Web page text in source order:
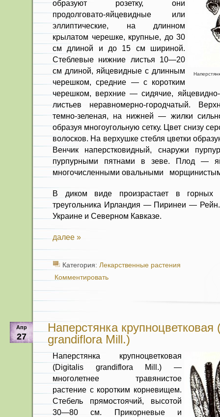
образуют розетку, они
продолговато-яйцевидные или
эллипти­ческие, на длинном
крылатом черешке, крупные, до 30
см длиной и до 15 см шириной.
Стеблевые нижние листья 10—20
см длиной, яйцевидные с длин­ным
черешком, средние — с коротким
черешком, верхние — сидячие,
листьев неравномерно-городчатый.
темно-зеленая, на нижней — жилки
образуя многоугольную сет­ку. Цвет снизу
волосков. На верхушке стебля цветки
Венчик наперстковидный, снаружи
пурпур­ными пятнами в зеве. Плод —
многочисленными овальными
В диком виде произрастает в гор­ных
треугольни­ка Ирландия — Пиринеи — Рейн.
Укра­ине и Северном Кавказе.
далее »
Категория: Лекарственные растения
Комментировать
Апр
27
Наперстянка крупноцветковая
grandiflora Mill.)
Наперстянка крупноцветковая
(Digitalis grandiflora Mill.) —
многолетнее травянистое
растение с коротким корневищем.
Стебель прямо­стоячий, высотой
30—80 см. Прикорне­вые и